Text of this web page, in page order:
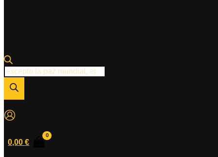
Búsqueda
de
productos
0,00€